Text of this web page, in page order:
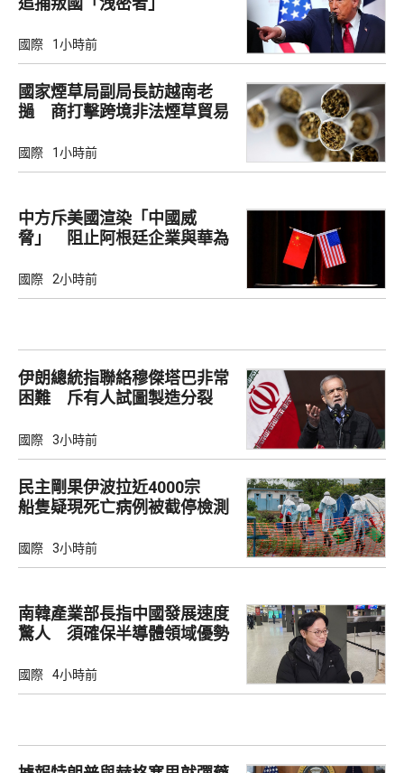
國際 1小時前
國家煙草局副局長訪越南老
撾 商打擊跨境非法煙草貿易
國際 1小時前
中方斥美國渲染「中國威
脅」 阻止阿根廷企業與華為
國際 2小時前
伊朗總統指聯絡穆傑塔巴非常
困難 斥有人試圖製造分裂
國際 3小時前
民主剛果伊波拉近4000宗
船隻疑現死亡病例被截停檢測
國際 3小時前
南韓產業部長指中國發展速度
驚人 須確保半導體領域優勢
國際 4小時前